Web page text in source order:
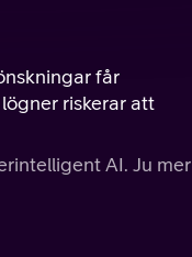
får
riskerar att
AI. Ju mer